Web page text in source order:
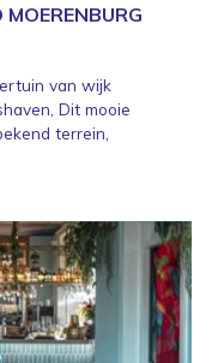
van wijk
Dit mooie
terrein,